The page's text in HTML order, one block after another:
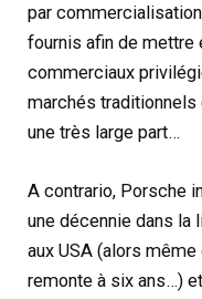
par
fournis afin de mettre
commerciaux
marchés
une très large part…
A contrario, Porsche
une décennie dans
aux USA (alors
remonte à six ans…)